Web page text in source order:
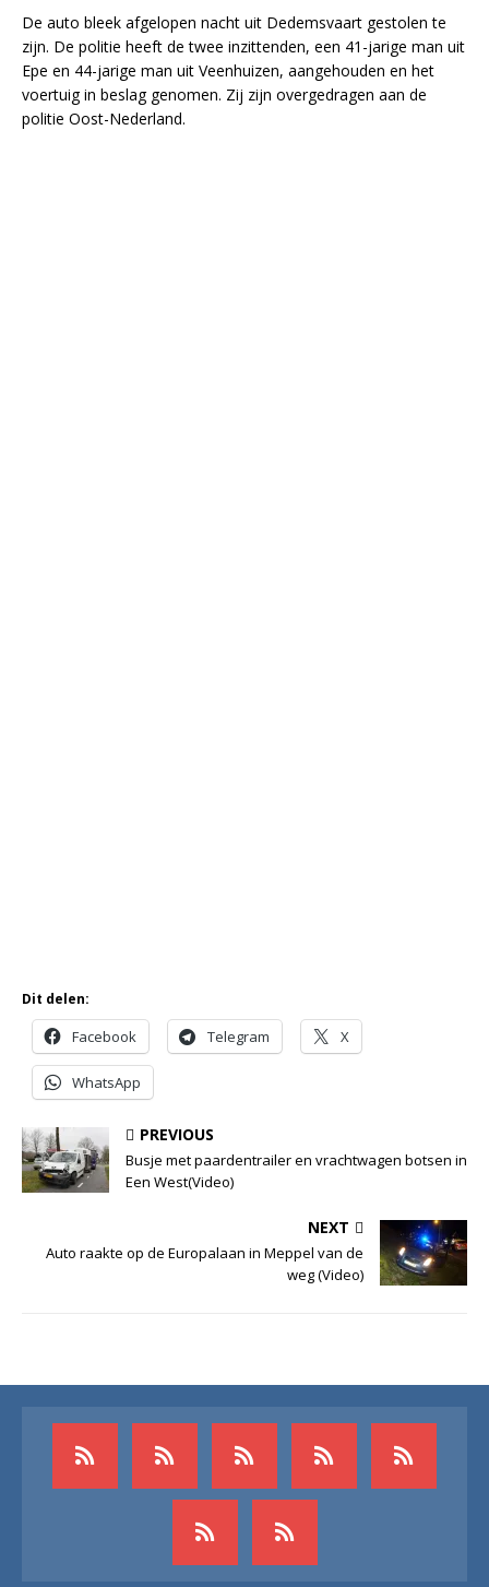
De auto bleek afgelopen nacht uit Dedemsvaart gestolen te
zijn. De politie heeft de twee inzittenden, een 41-jarige man uit
Epe en 44-jarige man uit Veenhuizen, aangehouden en het
voertuig in beslag genomen. Zij zijn overgedragen aan de
politie Oost-Nederland.
Dit delen:
Facebook Telegram X
WhatsApp
PREVIOUS
Busje met paardentrailer en vrachtwagen botsen in
Een West(Video)
NEXT
Auto raakte op de Europalaan in Meppel van de
weg (Video)